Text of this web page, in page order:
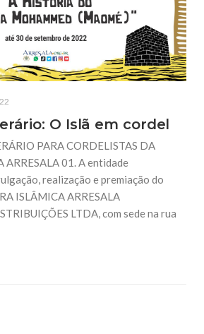
2013
Imam Ali Ibn Al-Hussein
Clemente, o Misericordioso! Diante da
o martírio do quarto Imam dos
Ali Ibn Al-Hussein Ibn Ali Ibn Abi Táleb
“Zein Al-Ábidin” (Formosura
Exteriores da
do Irã
03 de Abril, o Centro Islâmico no
sede, em São Paulo, o ex-ministro das
República Islâmica do Irã, Sr. Kamal
O Islã em cordel
PARA CORDELISTAS DA
ARRESALA 01. A entidade
realização e premiação do
ISLÂMICA ARRESALA
LTDA, com sede na rua